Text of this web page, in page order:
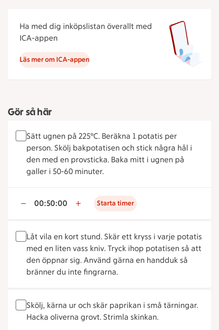
Ha med dig inköpslistan överallt med
ICA-appen
Läs mer om ICA-appen
Gör så här
Sätt ugnen på 225°C. Beräkna 1 potatis per
person. Skölj bakpotatisen och stick några hål i
den med en provsticka. Baka mitt i ugnen på
galler i 50-60 minuter.
00:50:00 Starta timer
Låt vila en kort stund. Skär ett kryss i varje potatis
med en liten vass kniv. Tryck ihop potatisen så att
den öppnar sig. Använd gärna en handduk så
bränner du inte fingrarna.
Skölj, kärna ur och skär paprikan i små tärningar.
Hacka oliverna grovt. Strimla skinkan.